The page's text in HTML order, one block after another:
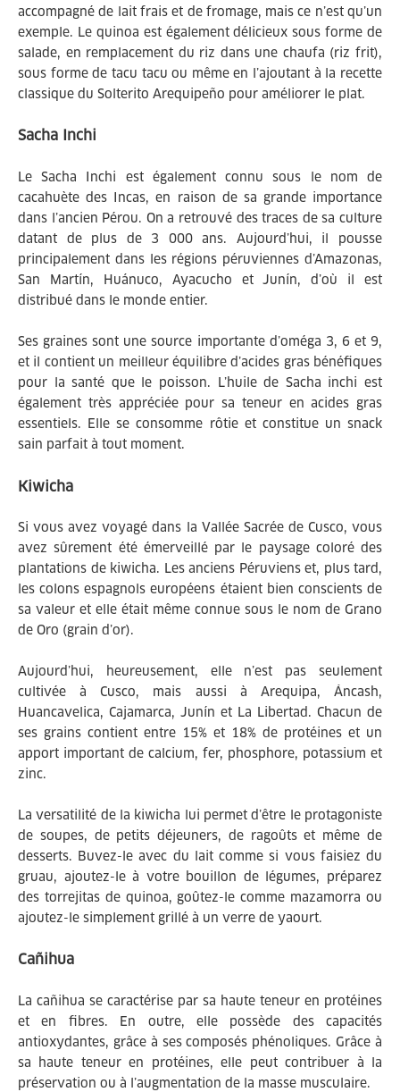
accompagné de lait frais et de fromage, mais ce n’est qu’un
exemple. Le quinoa est également délicieux sous forme de
salade, en remplacement du riz dans une chaufa (riz frit),
sous forme de tacu tacu ou même en l’ajoutant à la recette
classique du Solterito Arequipeño pour améliorer le plat.
Sacha Inchi
Le Sacha Inchi est également connu sous le nom de
cacahuète des Incas, en raison de sa grande importance
dans l’ancien Pérou. On a retrouvé des traces de sa culture
datant de plus de 3 000 ans. Aujourd’hui, il pousse
principalement dans les régions péruviennes d’Amazonas,
San Martín, Huánuco, Ayacucho et Junín, d’où il est
distribué dans le monde entier.
Ses graines sont une source importante d’oméga 3, 6 et 9,
et il contient un meilleur équilibre d’acides gras bénéfiques
pour la santé que le poisson. L’huile de Sacha inchi est
également très appréciée pour sa teneur en acides gras
essentiels. Elle se consomme rôtie et constitue un snack
sain parfait à tout moment.
Kiwicha
Si vous avez voyagé dans la Vallée Sacrée de Cusco, vous
avez sûrement été émerveillé par le paysage coloré des
plantations de kiwicha. Les anciens Péruviens et, plus tard,
les colons espagnols européens étaient bien conscients de
sa valeur et elle était même connue sous le nom de Grano
de Oro (grain d’or).
Aujourd’hui, heureusement, elle n’est pas seulement
cultivée à Cusco, mais aussi à Arequipa, Áncash,
Huancavelica, Cajamarca, Junín et La Libertad. Chacun de
ses grains contient entre 15% et 18% de protéines et un
apport important de calcium, fer, phosphore, potassium et
zinc.
La versatilité de la kiwicha lui permet d’être le protagoniste
de soupes, de petits déjeuners, de ragoûts et même de
desserts. Buvez-le avec du lait comme si vous faisiez du
gruau, ajoutez-le à votre bouillon de légumes, préparez
des torrejitas de quinoa, goûtez-le comme mazamorra ou
ajoutez-le simplement grillé à un verre de yaourt.
Cañihua
La cañihua se caractérise par sa haute teneur en protéines
et en fibres. En outre, elle possède des capacités
antioxydantes, grâce à ses composés phénoliques. Grâce à
sa haute teneur en protéines, elle peut contribuer à la
préservation ou à l’augmentation de la masse musculaire.